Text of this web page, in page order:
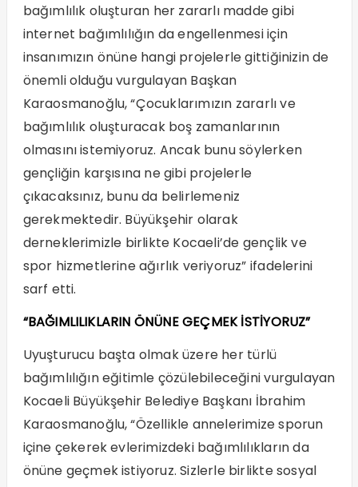
bağımlılık oluşturan her zararlı madde gibi
internet bağımlılığın da engellenmesi için
insanımızın önüne hangi projelerle gittiğinizin de
önemli olduğu vurgulayan Başkan
Karaosmanoğlu, “Çocuklarımızın zararlı ve
bağımlılık oluşturacak boş zamanlarının
olmasını istemiyoruz. Ancak bunu söylerken
gençliğin karşısına ne gibi projelerle
çıkacaksınız, bunu da belirlemeniz
gerekmektedir. Büyükşehir olarak
derneklerimizle birlikte Kocaeli’de gençlik ve
spor hizmetlerine ağırlık veriyoruz” ifadelerini
sarf etti.
“BAĞIMLILIKLARIN ÖNÜNE GEÇMEK İSTİYORUZ”
Uyuşturucu başta olmak üzere her türlü
bağımlılığın eğitimle çözülebileceğini vurgulayan
Kocaeli Büyükşehir Belediye Başkanı İbrahim
Karaosmanoğlu, “Özellikle annelerimize sporun
içine çekerek evlerimizdeki bağımlılıkların da
önüne geçmek istiyoruz. Sizlerle birlikte sosyal